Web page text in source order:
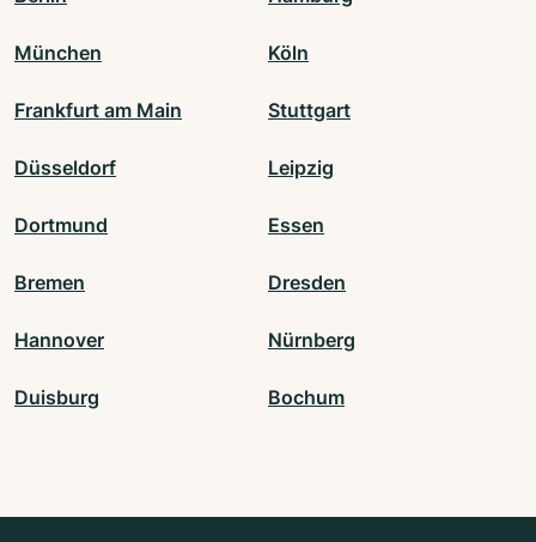
München Köln
Frankfurt am Main Stuttgart
Düsseldorf Leipzig
Dortmund Essen
Bremen Dresden
Hannover Nürnberg
Duisburg Bochum